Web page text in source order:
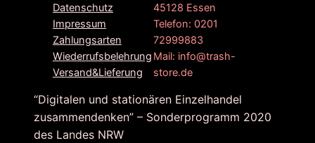
Datenschutz
Impressum
Zahlungsarten
Wiederrufsbelehrung
Versand&Lieferung
45128 Essen
Telefon: 0201
72999883
Mail: info@trash-
store.de
“Digitalen und stationären Einzelhandel
zusammendenken” – Sonderprogramm 2020
des Landes NRW